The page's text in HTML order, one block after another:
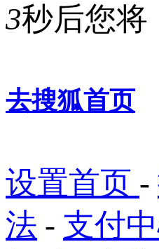
3秒后您将
去搜狐首页
设置首页 -
法 - 支付